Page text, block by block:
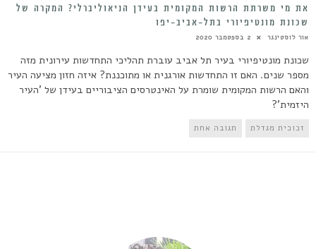
את מי משרתת הרשות המקומית בעידן הניאוליברלי? המקרה של
שכונת מונטיפיורי בתל-אביב-יפו
אור לוסטינגר 2 בספטמבר 2020
שכונת מונטיפיורי בעיר תל אביב עוברת תהליכי התחדשות עירונית מזה
מספר שנים. האם זו התחדשות אורגנית או מתוכננת? איזה חזון מציעה העיר
והאם הרשות המקומית שומרת על האינטרסים הציבוריים בעידן של 'העיר
היזמית'?
זכוכית מגדלת תגובה אחת